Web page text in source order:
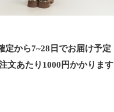
定から7~28日でお届け予定
文あたり 1000 円かかります